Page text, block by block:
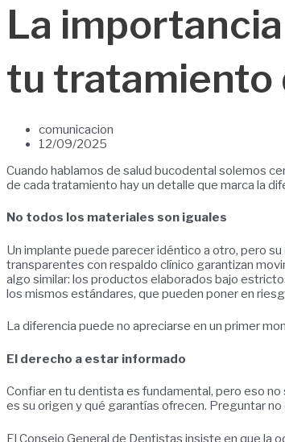
La
tu tratamiento
comunicacion
12/09/2025
Cuando hablamos de salud bucodental solemos
de cada tratamiento hay un detalle que marca la
No todos los materiales son iguales
Un implante puede parecer idéntico a otro, pero
transparentes con respaldo clínico garantizan
algo similar: los productos elaborados bajo
los mismos estándares, que pueden poner en
La diferencia puede no apreciarse en un primer
El derecho a estar informado
Confiar en tu dentista es fundamental, pero eso
es su origen y qué garantías ofrecen. Preguntar
El Consejo General de Dentistas insiste en que la